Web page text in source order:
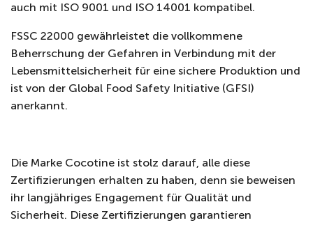
auch mit ISO 9001 und ISO 14001 kompatibel.
FSSC 22000 gewährleistet die vollkommene
Beherrschung der Gefahren in Verbindung mit der
Lebensmittelsicherheit für eine sichere Produktion und
ist von der Global Food Safety Initiative (GFSI)
anerkannt.
Die Marke Cocotine ist stolz darauf, alle diese
Zertifizierungen erhalten zu haben, denn sie beweisen
ihr langjähriges Engagement für Qualität und
Sicherheit. Diese Zertifizierungen garantieren